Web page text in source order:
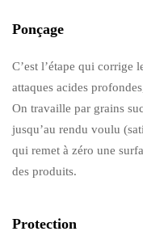
Ponçage
C’est l’étape qui corrige
attaques acides
On travaille par grains
jusqu’au rendu voulu
qui remet à zéro une
des produits.
Protection